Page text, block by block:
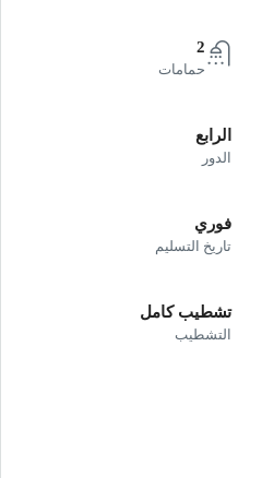
2
حمامات
الرابع
الدور
فوري
تاريخ التسليم
تشطيب كامل
التشطيب